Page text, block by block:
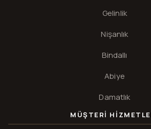
Gelinlik
Nişanlık
Bindallı
Abiye
Damatlık
MÜŞTERI